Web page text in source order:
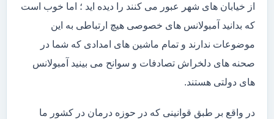
از خیابان های شهر عبور می کنند را دیده اید ؛ اما خوب است
که بدانید آمبولانس های خصوصی هیچ ارتباطی به این
موضوعات ندارند و تمام ماشین های امدادی که شما در
صحنه های دلخراش تصادفات و سوانح می بینید آمبولانس
های دولتی هستند.
در واقع بر طبق قوانینی که در حوزه درمان در کشور ما